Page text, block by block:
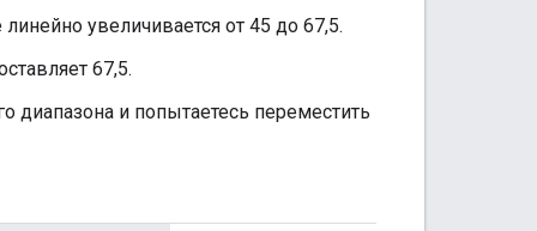
увеличивается от 45 до 67,5.
67,5.
диапазона и попытаетесь переместить